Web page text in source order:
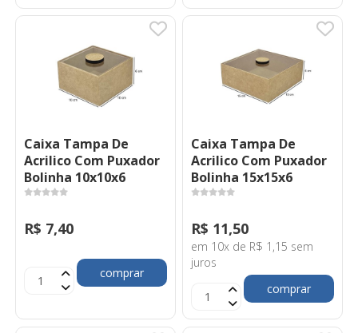
Caixa Tampa De
Acrilico Com Puxador
Bolinha 10x10x6
R$ 7,40
comprar
Caixa Tampa De
Acrilico Com Puxador
Bolinha 15x15x6
R$ 11,50
em 10x de R$ 1,15 sem
juros
comprar